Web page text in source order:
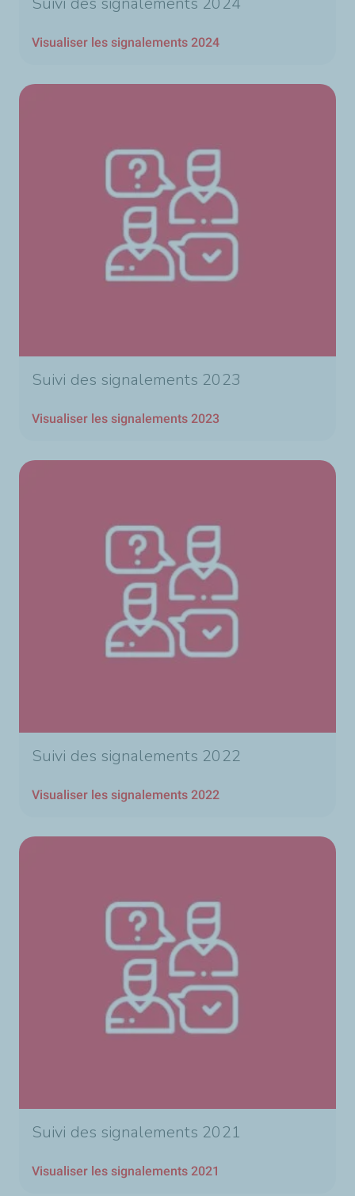
Visualiser les signalements 2024
Suivi des signalements 2023
Visualiser les signalements 2023
Suivi des signalements 2022
Visualiser les signalements 2022
Suivi des signalements 2021
Visualiser les signalements 2021